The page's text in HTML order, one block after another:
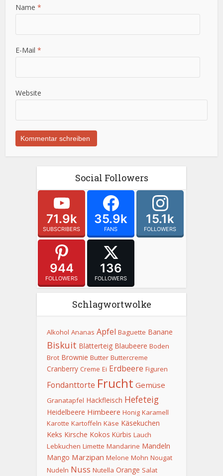
Name*
E-Mail*
Website
Social Followers
71.9k
SUBSCRIBERS
35.9k
FANS
15.1k
FOLLOWERS
944
FOLLOWERS
136
FOLLOWERS
Schlagwortwolke
Alkohol Ananas Apfel Baguette Banane
Biskuit Blätterteig Blaubeere Boden
Brot Brownie Butter Buttercreme
Cranberry Creme Ei Erdbeere Figuren
Fondanttorte Frucht Gemüse
Granatapfel Hackfleisch Hefeteig
Heidelbeere Himbeere Honig Karamell
Karotte Kartoffeln Käse Käsekuchen
Keks Kirsche Kokos Kürbis Lauch
Lebkuchen Limette Mandarine Mandeln
Mango Marzipan Melone Mohn Nougat
Nudeln Nuss Nutella Orange Salat